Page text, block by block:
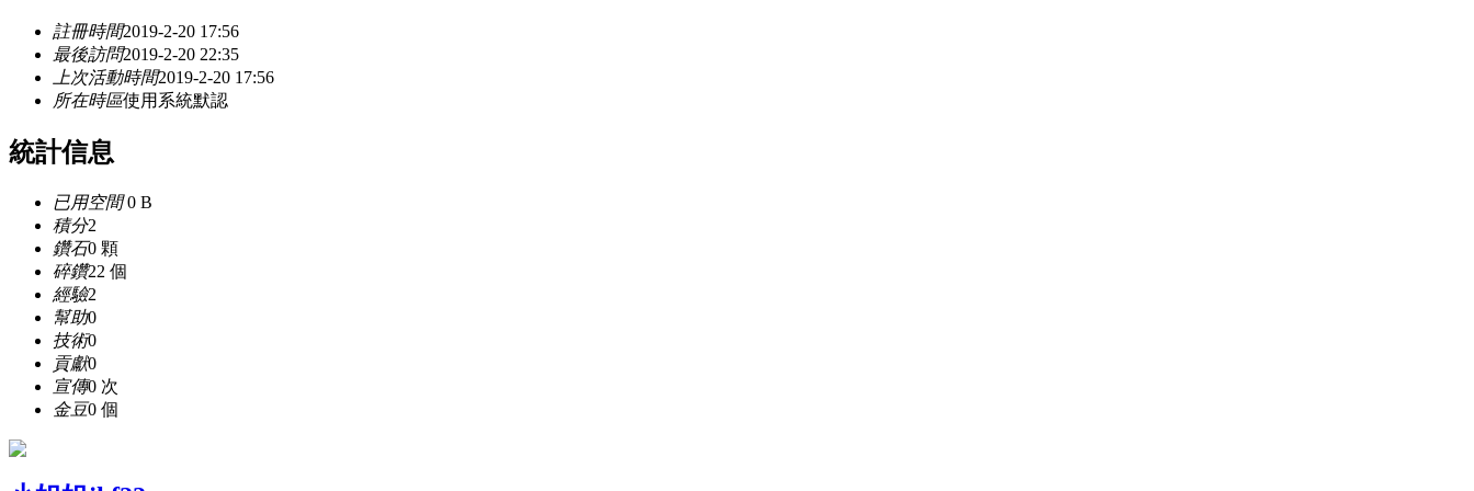
註冊時間2019-2-20 17:56
最後訪問2019-2-20 22:35
上次活動時間2019-2-20 17:56
所在時區使用系統默認
統計信息
已用空間0 B
積分2
鑽石0 顆
碎鑽22 個
經驗2
幫助0
技術0
貢獻0
宣傳0 次
金豆0 個